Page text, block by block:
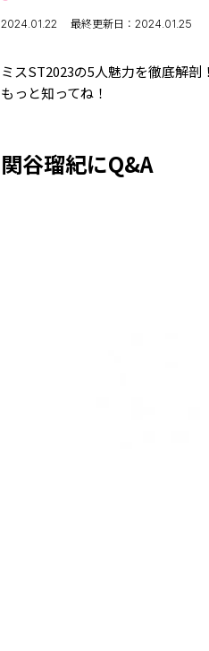
2024.01.22 最終更新日：2024.01.25
ミスST2023の5人魅力を徹底解
もっと知ってね！
関谷瑠紀にQ&A